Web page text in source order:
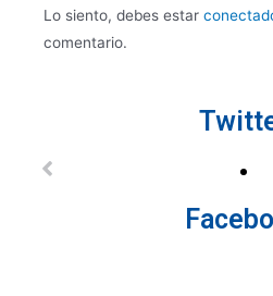
Lo siento, debes estar
comentario.